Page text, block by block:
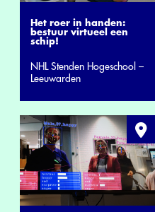
Het roer in handen:
bestuur virtueel een
schip!
NHL Stenden Hogeschool –
Leeuwarden